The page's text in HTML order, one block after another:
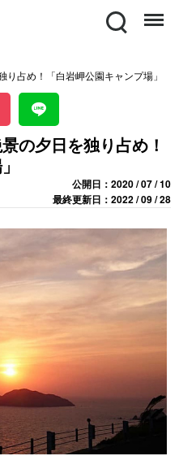
Search Menu
占め！「白岩岬公園キャンプ場」
の夕日を独り占め！
公開日：2020 / 07 / 10
最終更新日：2022 / 09 / 28